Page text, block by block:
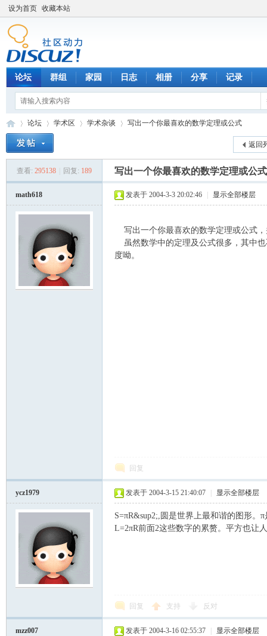
设为首页 收藏本站
论坛 群组 家园 日志 相册 分享 记录
»
论坛
›
学术区
›
学术杂谈
›
写出一个你最喜欢的数学定理或公式
返回
查看: 295138 回复: 189 写出一个你最喜欢的数学定理或公式
math618 发表于 2004-3-3 20:02:46 显示全部楼层
写出一个你最喜欢的数学定理或公式，
虽然数学中的定理及公式很多，其中
度呦。
回复
ycz1979 发表于 2004-3-15 21:40:07 显示全部楼层
S=πR&sup2;,圆是世界上最和谐的图形
L=2πR前面2这些数字的累赘。平方也让
回复 支持 反对
mzz007 发表于 2004-3-16 02:55:37 显示全部楼层